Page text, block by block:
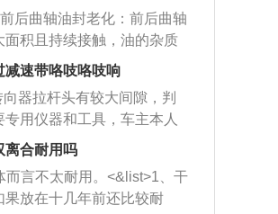
但如果是因为积碳过多引起
需要将三元催化器泡在草酸
情况得到解决，将清洗剂
，与燃油混合后，车辆启
以和汽油一起进入到燃烧
成废气排出，就可以让三元
清洗，排气管堵塞的情况就
决。
习，往右同样也要打相同的
、最后强调要反复练
以形成肌肉记忆，在真实
，不需要记忆也能打好方
后曲轴油封老化：前后曲轴
面积且持续接触，油的杂质
持续温度变化使其密封效果
导致渗油或漏油。<&list>2、
大：积碳会使活塞环与缸体
，导致机油流入燃烧室中，
。<&list>3、机油粘度。使用
小的话，同样会有烧机油现
过小具有很好的流动性，
减速带咯吱咯吱响
器拉杆头有较大间隙，判
专用仪器和工具，车主本人
需要将车辆送到修理厂或4s
车辆半轴套管防尘罩破
会出现漏油现象，使半轴磨
的半轴容易损坏，产生异
离合耐用吗
而言不太耐用。<&list>1、干
果放在十几年前还比较耐